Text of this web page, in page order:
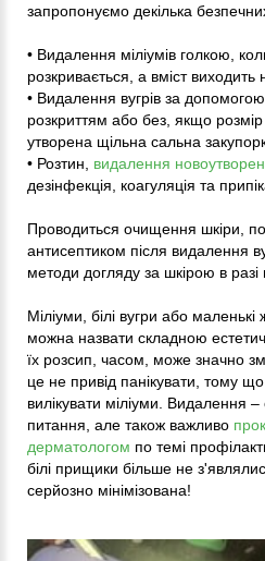
запропонуємо декілька
• Видалення міліумів голкою,
розкривається, а вміст виходить
• Видалення вугрів за
розкриттям або без, якщо
утворена щільна сальна
• Розтин, видалення
дезінфекція, коагуляція та
Проводиться очищення шкіри,
антисептиком після видалення
методи догляду за шкірою в разі
Міліуми, білі вугри або маленькі
можна назвати складною
їх розсип, часом, може значно
це не привід панікувати, тому
вилікувати міліуми. Видалення –
питання, але також важливо
дерматологом по темі
білі прищики більше не
серйозно мінімізована!